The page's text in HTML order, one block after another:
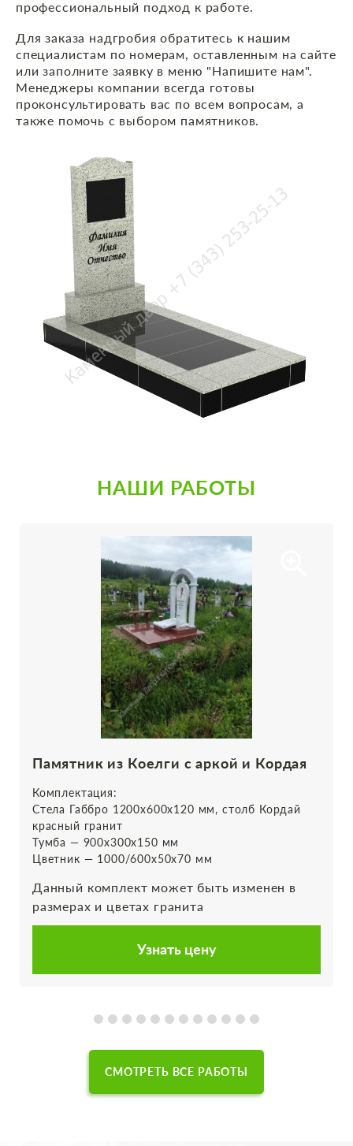
профессиональный подход к работе.
Для заказа надгробия обратитесь к нашим
специалистам по номерам, оставленным на сайте
или заполните заявку в меню "Напишите нам".
Менеджеры компании всегда готовы
проконсультировать вас по всем вопросам, а
также помочь с выбором памятников.
НАШИ РАБОТЫ
Памятник из Коелги с аркой и Кордая
Комплектация:
Стела Габбро 1200х600х120 мм, столб Кордай
красный гранит
Тумба — 900х300х150 мм
Цветник — 1000/600х50х70 мм
Данный комплект может быть изменен в
размерах и цветах гранита
Узнать цену
СМОТРЕТЬ ВСЕ РАБОТЫ